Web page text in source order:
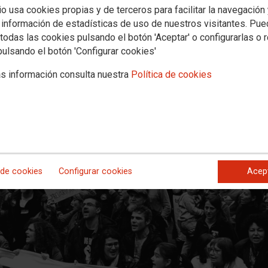
usa cookies propias y de terceros para facilitar la navegación
de estadísticas de uso de nuestros visitantes.
las cookies pulsando el botón 'Aceptar' o configurarlas o
el botón 'Configurar cookies'
información consulta nuestra Política de cookies
cookies Configurar cookies
viste de negro este viernes, 9 de enero de 2026, el número 400 en
informativa y el desmantelamiento del servicio público.